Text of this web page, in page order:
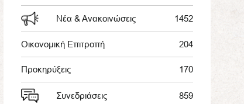
Νέα & Ανακοινώσεις 1452
Οικονομική Επιτροπή 204
Προκηρύξεις 170
Συνεδριάσεις 859